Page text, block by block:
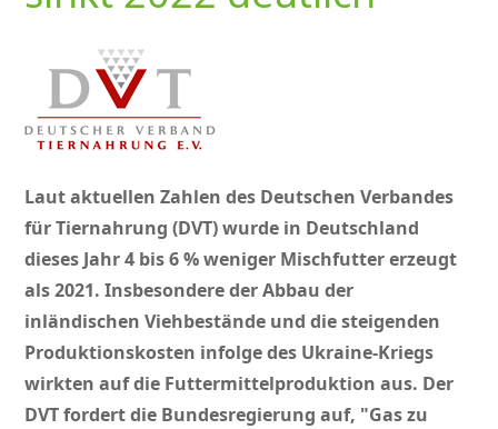
Laut aktuellen Zahlen des Deutschen Verbandes
für Tiernahrung (DVT) wurde in Deutschland
dieses Jahr 4 bis 6 % weniger Mischfutter erzeugt
als 2021. Insbesondere der Abbau der
inländischen Viehbestände und die steigenden
Produktionskosten infolge des Ukraine-Kriegs
wirkten auf die Futtermittelproduktion aus. Der
DVT fordert die Bundesregierung auf,
Gas zu